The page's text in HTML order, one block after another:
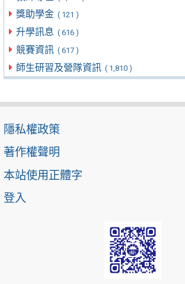
獎助學金 ( 121 )
升學訊息 ( 616 )
競賽資訊 ( 617 )
師生研習及營隊資訊 ( 1,810 )
隱私權政策
著作權聲明
本站使用正體字
登入